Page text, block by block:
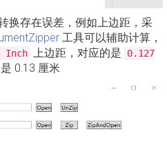
换存在误差，例如上边距，采
工具可以辅助计算，
Inch 上边距，对应的是
0.127
0.13 厘米